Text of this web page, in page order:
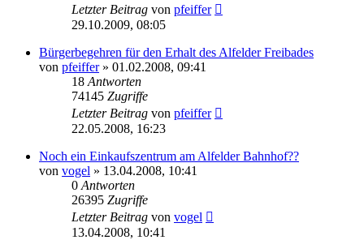
Letzter Beitrag von pfeiffer
29.10.2009, 08:05
Bürgerbegehren für den Erhalt des Alfelder Freibades
von pfeiffer» 01.02.2008, 09:41
18 Antworten
74145 Zugriffe
Letzter Beitrag von pfeiffer
22.05.2008, 16:23
Noch ein Einkaufszentrum am Alfelder Bahnhof??
von vogel » 13.04.2008, 10:41
0 Antworten
26395 Zugriffe
Letzter Beitrag von vogel
13.04.2008, 10:41